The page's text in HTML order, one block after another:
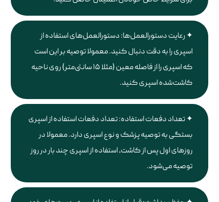
رعایت دستورالعمل‌ها: دستورالعمل‌های استفاده از
اسپری را به دقت دنبال کنید. معمولا توصیه بر این است
که اسپری را از فاصله معین (مثلا ۱۵ سانتی‌متر) روی ناحیه
کاشت‌شده اسپری کنید.
تعداد دفعات استفاده: تعداد دفعات استفاده از اسپری
بستگی به توصیه پزشک و نوع اسپری دارد. معمولا در
روزهای اول پس از کاشت، استفاده از اسپری چند بار در روز
توصیه می‌شود.